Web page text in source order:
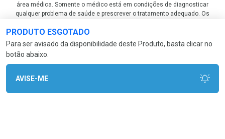
PRODUTO ESGOTADO
Para ser avisado da disponibilidade deste Produto, basta clicar no
botão abaixo.
AVISE-ME
área médica. Somente o médico está em condições de diagnosticar
qualquer problema de saúde e prescrever o tratamento adequado. Os
fotos contidas em nosso site são meramente ilustrativas. *Preços e
disponibilidade sujeitos a alterações no decorrer do dia. Antibióticos e
antimicrobianos vendas apenas em lojas físicas ou televendas. Portaria nº
344 - 01/02/1999 - Ministério da Saúde. Horário de funcionamento Central
LGPD Aceite os Cookies